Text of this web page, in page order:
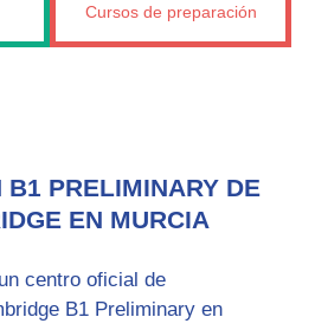
Cursos de preparación
B1 PRELIMINARY DE
EN MURCIA
centro oficial de
B1 Preliminary en